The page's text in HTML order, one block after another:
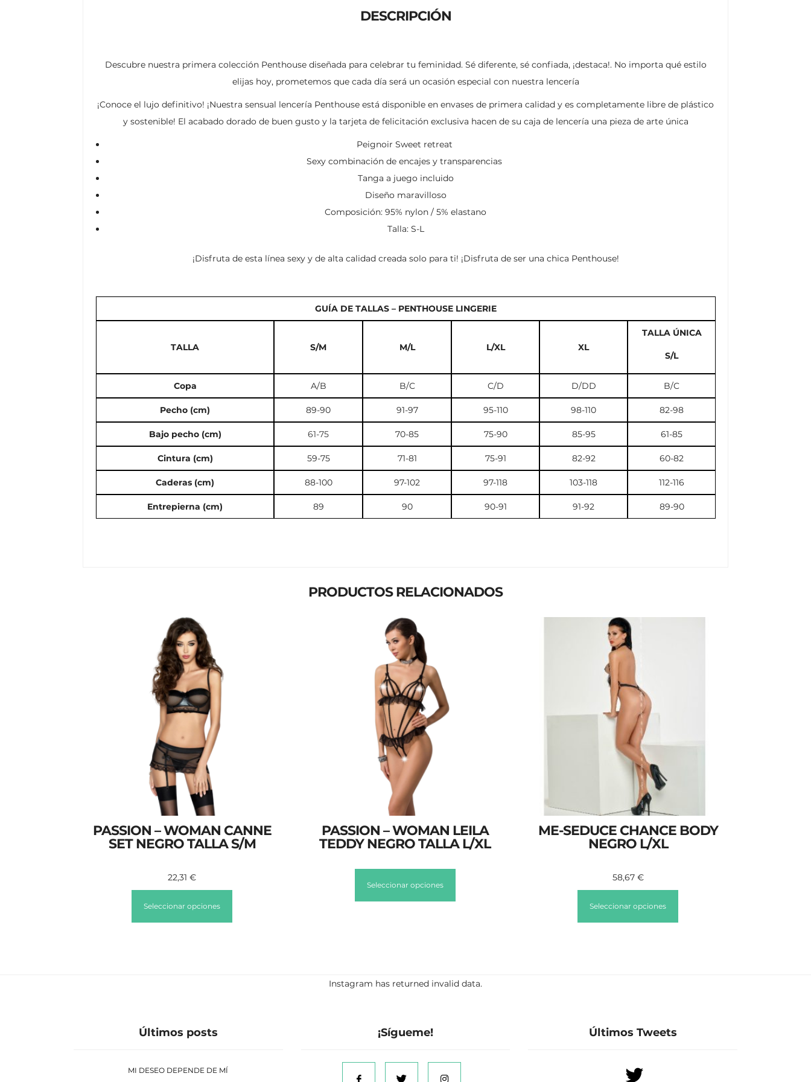
n
DESCRIPCIÓN
Descubre nuestra primera colección Penthouse diseñada para celebrar tu feminidad. Sé diferente, sé confiada, ¡destaca!. No importa qué estilo
elijas hoy, prometemos que cada día será un ocasión especial con nuestra lencería
¡Conoce el lujo definitivo! ¡Nuestra sensual lencería Penthouse está disponible en envases de primera calidad y es completamente libre de plástico
y sostenible! El acabado dorado de buen gusto y la tarjeta de felicitación exclusiva hacen de su caja de lencería una pieza de arte única
Peignoir Sweet retreat
Sexy combinación de encajes y transparencias
Tanga a juego incluido
Diseño maravilloso
Composición: 95% nylon / 5% elastano
Talla: S-L
¡Disfruta de esta línea sexy y de alta calidad creada solo para ti! ¡Disfruta de ser una chica Penthouse!
GUÍA DE TALLAS – PENTHOUSE LINGERIE
TALLA S/M M/L L/XL XL
TALLA ÚNICA
S/L
Copa A/B B/C C/D D/DD B/C
Pecho (cm) 89-90 91-97 95-110 98-110 82-98
Bajo pecho (cm) 61-75 70-85 75-90 85-95 61-85
Cintura (cm) 59-75 71-81 75-91 82-92 60-82
Caderas (cm) 88-100 97-102 97-118 103-118 112-116
Entrepierna (cm) 89 90 90-91 91-92 89-90
PRODUCTOS RELACIONADOS
PASSION – WOMAN CANNE
SET NEGRO TALLA S/M
22,31 €
Seleccionar opciones
PASSION – WOMAN LEILA
TEDDY NEGRO TALLA L/XL
Seleccionar opciones
ME-SEDUCE CHANCE BODY
NEGRO L/XL
58,67 €
Seleccionar opciones
Instagram has returned invalid data.
Últimos posts
MI DESEO DEPENDE DE MÍ
¡Sígueme! Últimos Tweets